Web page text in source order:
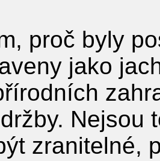
proč byly
jako
Nejsou
zranitelné,